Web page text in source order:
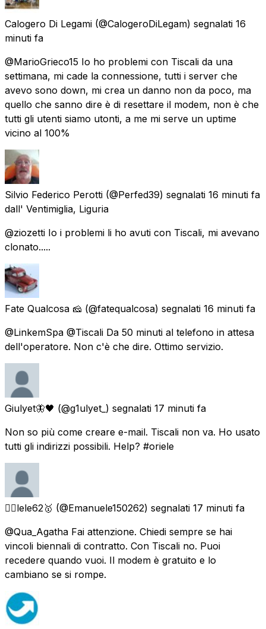
Calogero Di Legami (@CalogeroDiLegam) segnalati 16
minuti fa
@MarioGrieco15 Io ho problemi con Tiscali da una
settimana, mi cade la connessione, tutti i server che
avevo sono down, mi crea un danno non da poco, ma
quello che sanno dire è di resettare il modem, non è che
tutti gli utenti siamo utonti, a me mi serve un uptime
vicino al 100%
Silvio Federico Perotti (@Perfed39) segnalati 16 minuti fa
dall' Ventimiglia, Liguria
@ziozetti Io i problemi li ho avuti con Tiscali, mi avevano
clonato.....
Fate Qualcosa 🧀 (@fatequalcosa) segnalati 16 minuti fa
@LinkemSpa @Tiscali Da 50 minuti al telefono in attesa
dell'operatore. Non c'è che dire. Ottimo servizio.
Giulyet🦋🖤 (@g1ulyet_) segnalati 17 minuti fa
Non so più come creare e-mail. Tiscali non va. Ho usato
tutti gli indirizzi possibili. Help? #oriele
❤️‍🔥lele62🥇 (@Emanuele150262) segnalati 17 minuti fa
@Qua_Agatha Fai attenzione. Chiedi sempre se hai
vincoli biennali di contratto. Con Tiscali no. Puoi
recedere quando vuoi. Il modem è gratuito e lo
cambiano se si rompe.